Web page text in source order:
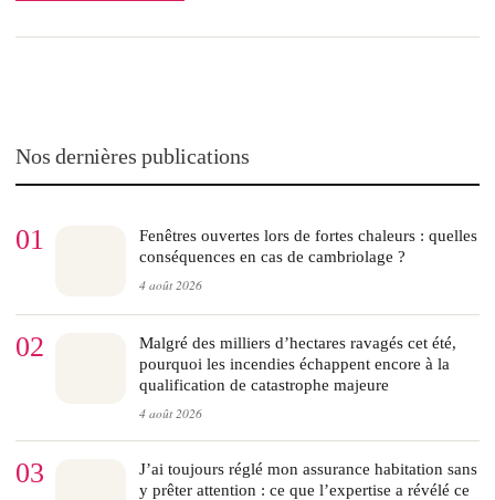
Nos dernières publications
01
Fenêtres ouvertes lors de fortes chaleurs : quelles
conséquences en cas de cambriolage ?
4 août 2026
02
Malgré des milliers d’hectares ravagés cet été,
pourquoi les incendies échappent encore à la
qualification de catastrophe majeure
4 août 2026
03
J’ai toujours réglé mon assurance habitation sans
y prêter attention : ce que l’expertise a révélé ce